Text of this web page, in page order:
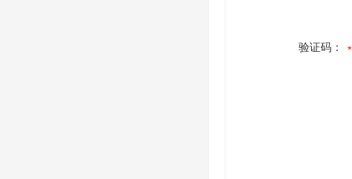
验证码：